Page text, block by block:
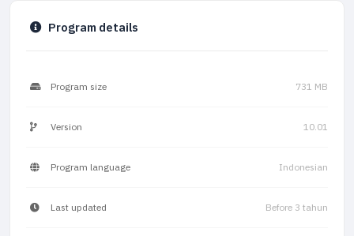
Program details
Program size 731 MB
Version 10.01
Program language Indonesian
Last updated Before 3 tahun